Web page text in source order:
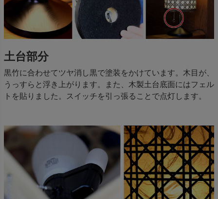
土台部分
黒竹に合わせてツヤ消し黒で塗装をかけています。木目が、
うっすらと浮き上がります。また、木製土台底面にはフェル
トを貼りました。スイッチを引っ張ることで点灯します。